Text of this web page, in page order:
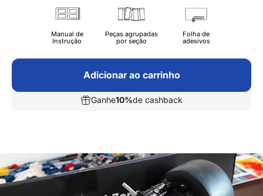
Manual de
Instrução
Peças agrupadas
por seção
Folha de
adesivos
Adicionar ao carrinho
Ganhe10%de cashback